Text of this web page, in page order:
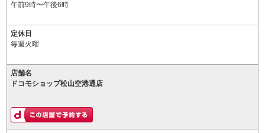
午前9時〜午後6時
定休日
毎週火曜
店舗名
ドコモショップ松山空港通店